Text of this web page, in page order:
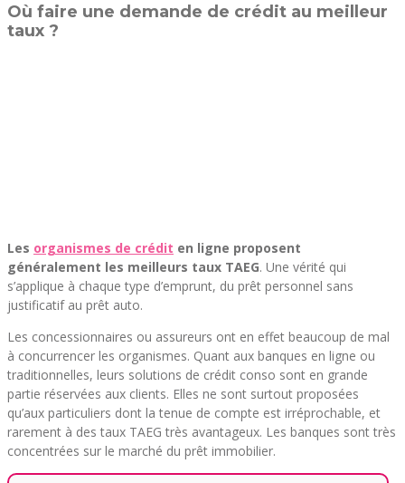
Où faire une demande de crédit au meilleur
taux ?
Les organismes de crédit en ligne proposent
généralement les meilleurs taux TAEG. Une vérité qui
s’applique à chaque type d’emprunt, du prêt personnel sans
justificatif au prêt auto.
Les concessionnaires ou assureurs ont en effet beaucoup de mal
à concurrencer les organismes. Quant aux banques en ligne ou
traditionnelles, leurs solutions de crédit conso sont en grande
partie réservées aux clients. Elles ne sont surtout proposées
qu’aux particuliers dont la tenue de compte est irréprochable, et
rarement à des taux TAEG très avantageux. Les banques sont très
concentrées sur le marché du prêt immobilier.